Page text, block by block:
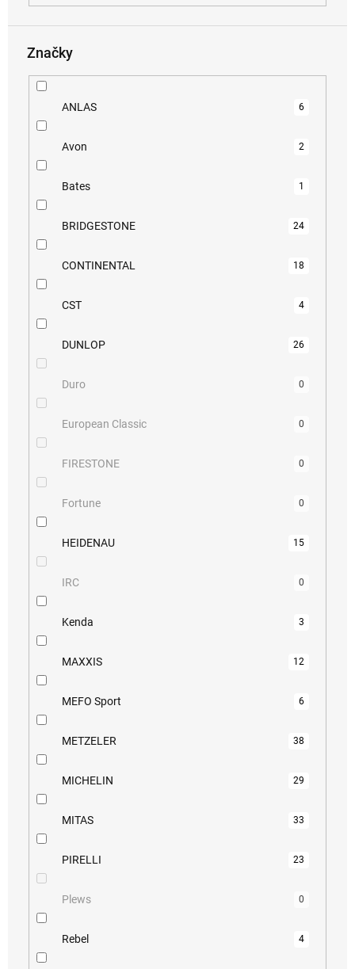
Značky
ANLAS 6
Avon 2
Bates 1
BRIDGESTONE 24
CONTINENTAL 18
CST 4
DUNLOP 26
Duro 0
European Classic 0
FIRESTONE 0
Fortune 0
HEIDENAU 15
IRC 0
Kenda 3
MAXXIS 12
MEFO Sport 6
METZELER 38
MICHELIN 29
MITAS 33
PIRELLI 23
Plews 0
Rebel 4